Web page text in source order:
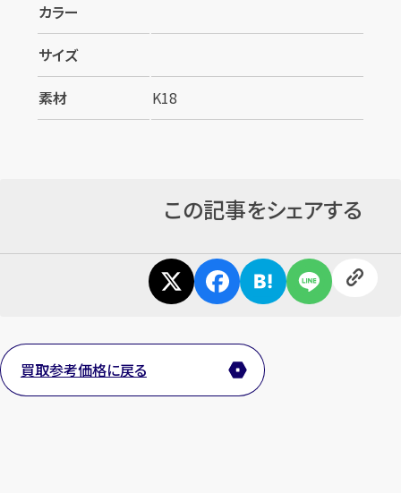
カンタン無料
最短1分！今すぐ査定金額をお伝えいたします
無料査定
カラー
サイズ
素材
K18
この記事をシェアする
買取参考価格に戻る